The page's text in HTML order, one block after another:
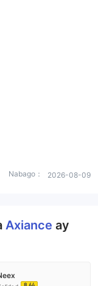
Nabago： 2026-08-09
Axiance ay